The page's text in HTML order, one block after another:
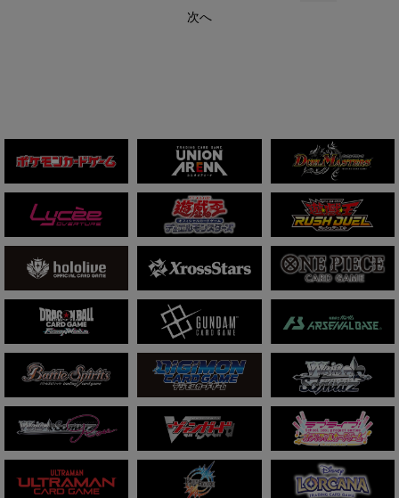
次へ